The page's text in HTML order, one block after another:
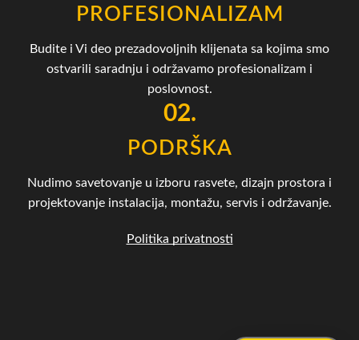
PROFESIONALIZAM
Budite i Vi deo prezadovoljnih klijenata sa kojima smo
ostvarili saradnju i održavamo profesionalizam i
poslovnost.
02.
PODRŠKA
Nudimo savetovanje u izboru rasvete, dizajn prostora i
projektovanje instalacija, montažu, servis i održavanje.
Politika privatnosti